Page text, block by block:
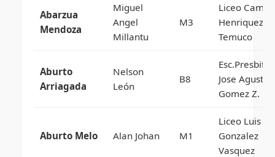
Abarzua
Mendoza
Miguel
Angel
Millantu
M3
Liceo Camilo
Henriquez
Temuco
Aburto
Arriagada
Nelson
León
B8
Jose Agustin
Gomez Z.
Aburto Melo Alan Johan M1
Liceo Luis
Gonzalez
Vasquez